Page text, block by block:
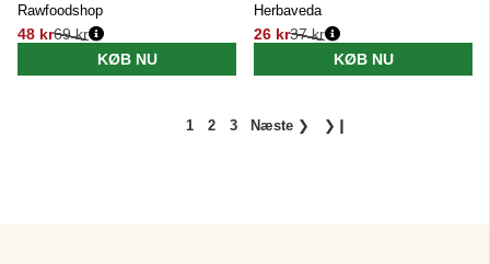
Rawfoodshop
48 kr
Normalpris:
69 kr
KØB NU
Herbaveda
26 kr
Normalpris:
37 kr
KØB NU
1 2 3 Næste ❯ ❯❙